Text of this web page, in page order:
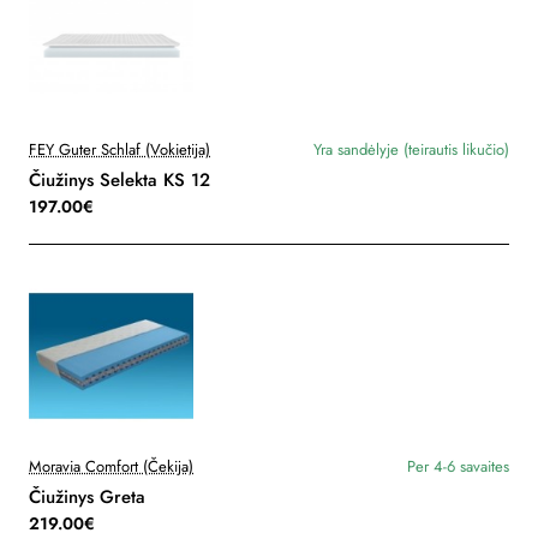
FEY Guter Schlaf (Vokietija) Yra sandėlyje (teirautis likučio)
Čiužinys Selekta KS 12
197.00€
Moravia Comfort (Čekija) Per 4-6 savaites
Čiužinys Greta
219.00€